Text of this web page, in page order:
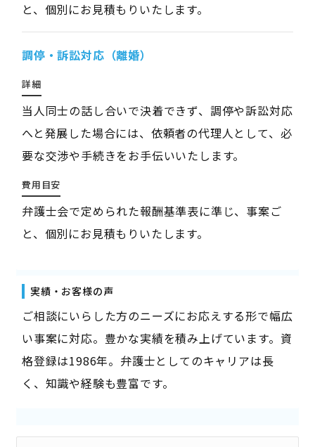
と、個別にお見積もりいたします。
調停・訴訟対応（離婚）
詳細
当人同士の話し合いで決着できず、調停や訴訟対応
へと発展した場合には、依頼者の代理人として、必
要な交渉や手続きをお手伝いいたします。
費用目安
弁護士会で定められた報酬基準表に準じ、事案ご
と、個別にお見積もりいたします。
実績・お客様の声
ご相談にいらした方のニーズにお応えする形で幅広
い事案に対応。豊かな実績を積み上げています。資
格登録は1986年。弁護士としてのキャリアは長
く、知識や経験も豊富です。